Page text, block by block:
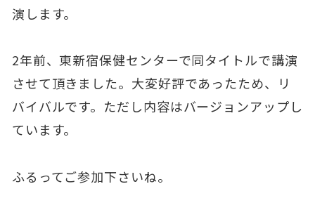
演します。
2年前、東新宿保健センターで同タイトルで講演
させて頂きました。大変好評であったため、リ
バイバルです。ただし内容はバージョンアップし
ています。
ふるってご参加下さいね。